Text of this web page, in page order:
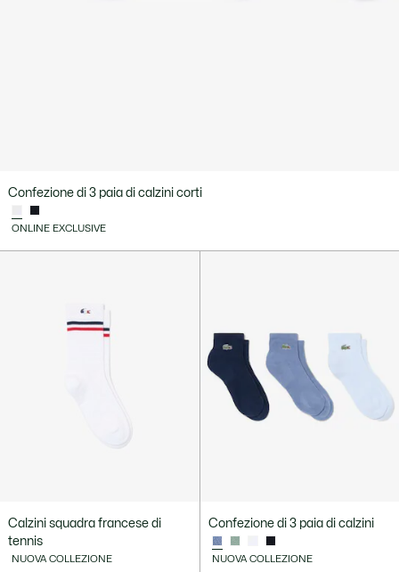
Confezione di 3 paia di calzini corti
ONLINE EXCLUSIVE
Calzini squadra francese di
tennis
NUOVA COLLEZIONE
Confezione di 3 paia di calzini
NUOVA COLLEZIONE